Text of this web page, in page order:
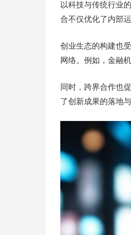
以科技与传统行业
合不仅优化了内部
创业生态的构建也
网络。例如，金融
同时，跨界合作也
了创新成果的落地与